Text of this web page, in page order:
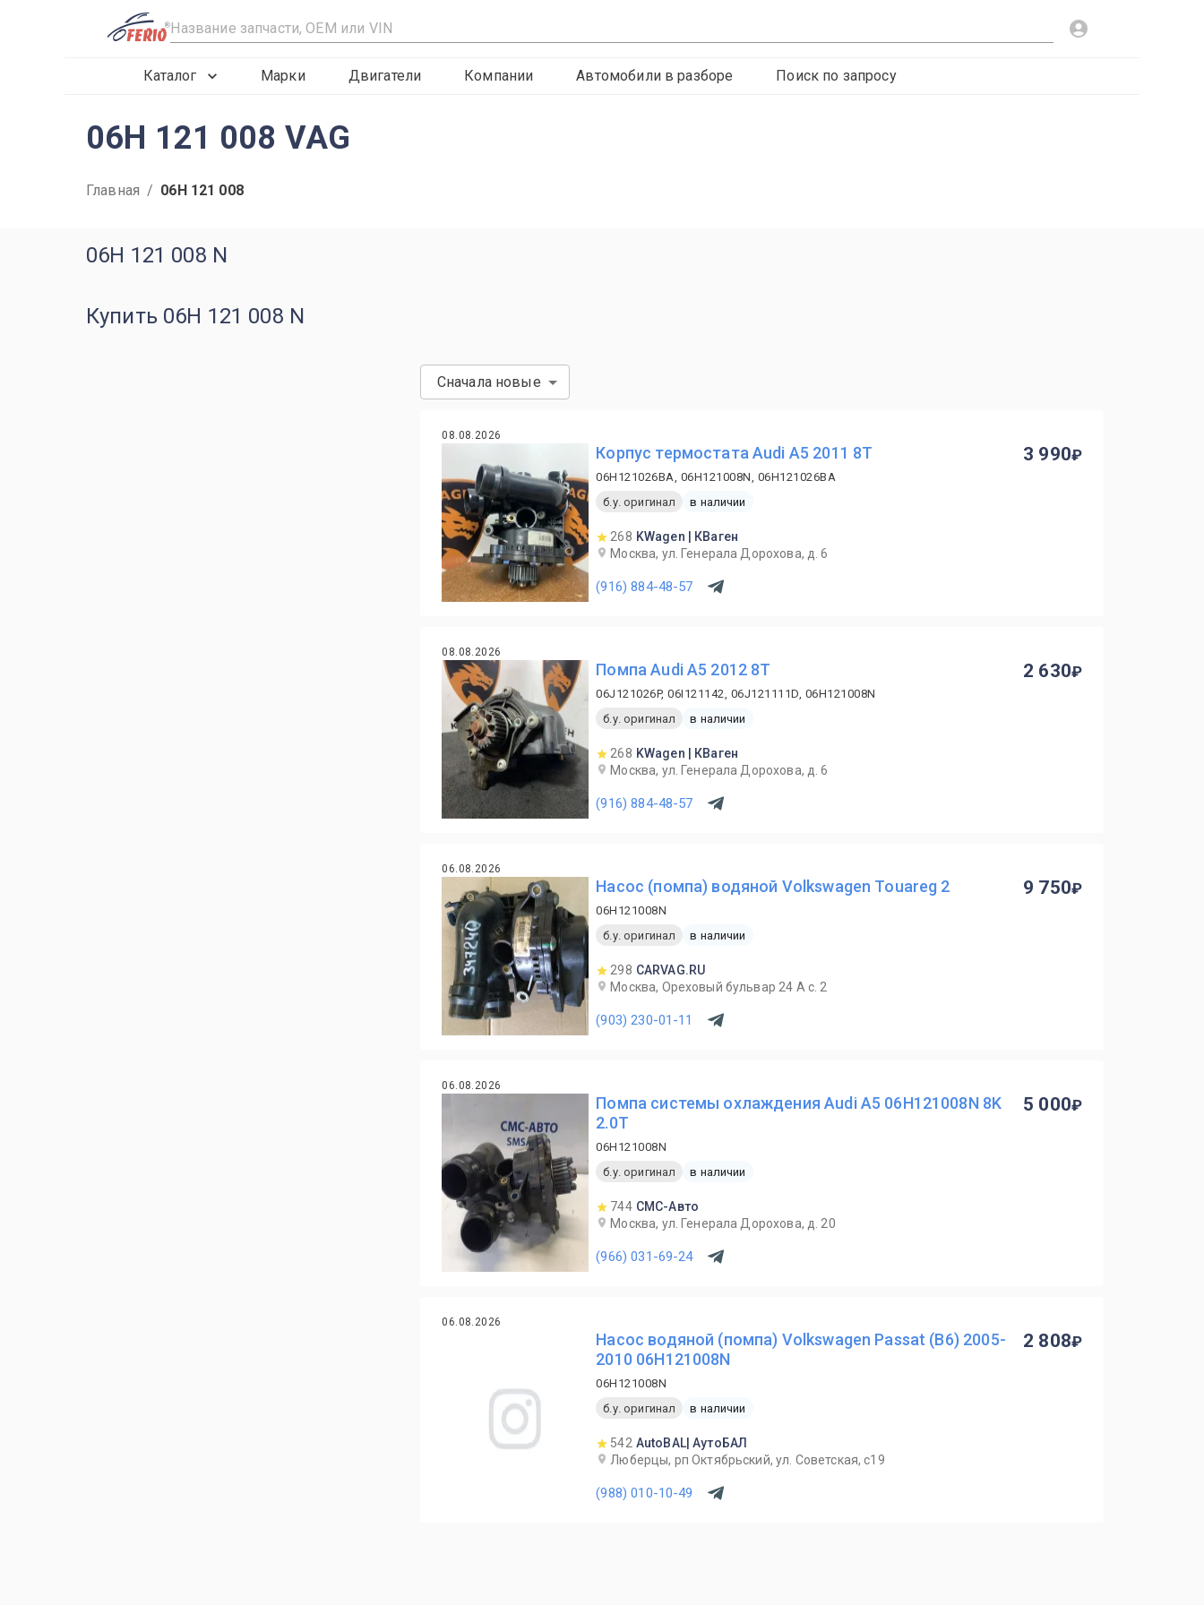
R
Каталог Марки Двигатели Компании Автомобили в разборе Поиск по запросу
06H 121 008 VAG
Главная / 06H 121 008
06H 121 008 N
Купить 06H 121 008 N
Сначала новые
08.08.2026
Корпус термостата Audi A5 2011 8T
06H121026BA, 06H121008N, 06H121026BA
б.у. оригинал
в наличии
268 KWagen | КВаген
Москва, ул. Генерала Дорохова, д. 6
(916) 884-48-57
3 990
08.08.2026
Помпа Audi A5 2012 8T
06J121026P, 06I121142, 06J121111D, 06H121008N
б.у. оригинал
в наличии
268 KWagen | КВаген
Москва, ул. Генерала Дорохова, д. 6
(916) 884-48-57
2 630
06.08.2026
Насос (помпа) водяной Volkswagen Touareg 2
06H121008N
б.у. оригинал
в наличии
298 CARVAG.RU
Москва, Ореховый бульвар 24 А с. 2
(903) 230-01-11
9 750
06.08.2026
Помпа системы охлаждения Audi A5 06H121008N 8K
2.0T
06H121008N
б.у. оригинал
в наличии
744 СМС-Авто
Москва, ул. Генерала Дорохова, д. 20
(966) 031-69-24
5 000
06.08.2026
Насос водяной (помпа) Volkswagen Passat (B6) 2005-
2010 06H121008N
06H121008N
б.у. оригинал
в наличии
542 AutoBAL| АутоБАЛ
Люберцы, рп Октябрьский, ул. Советская, с19
(988) 010-10-49
2 808